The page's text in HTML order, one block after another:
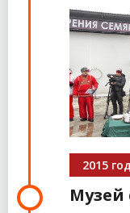
2015 год
Музей